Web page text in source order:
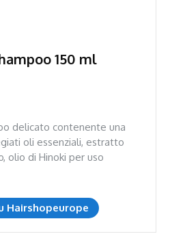
150 ml
delicato contenente una
oli essenziali, estratto
olio di Hinoki per uso
Hairshopeurope